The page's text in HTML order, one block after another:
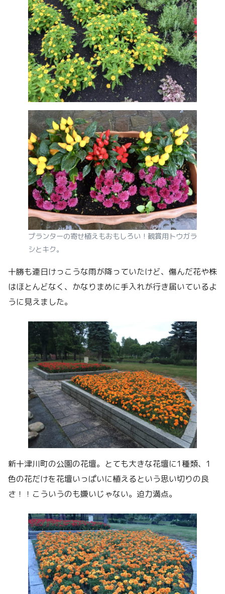
プランターの寄せ植えもおもしろい！観賞用トウガラ
シとキク。
十勝も連日けっこうな雨が降っていたけど、傷んだ花や株
はほとんどなく、かなりまめに手入れが行き届いているよ
うに見えました。
新十津川町の公園の花壇。とても大きな花壇に1種類、1
色の花だけを花壇いっぱいに植えるという思い切りの良
さ！！こういうのも嫌いじゃない。迫力満点。